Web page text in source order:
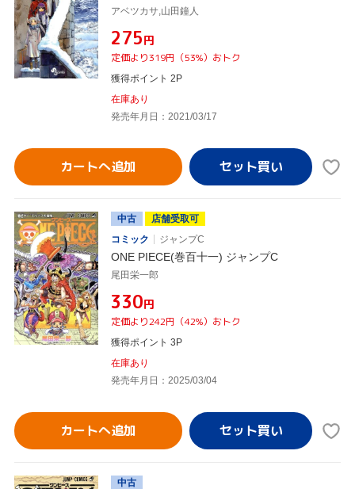
アベツカサ,山田鐘人
¥275円
定価より319円（53%）おトク
獲得ポイント 2P
在庫あり
発売年月日：2021/03/17
カートへ追加
中古
店舗受取可
コミック
ジャンプC
ONE PIECE(巻百十一) ジャンプC
尾田栄一郎
¥330円
定価より242円（42%）おトク
獲得ポイント 3P
在庫あり
発売年月日：2025/03/04
カートへ追加
中古